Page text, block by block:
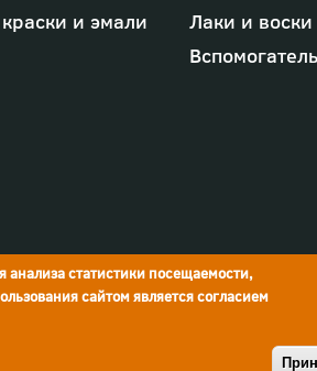
и эмали
Лаки и воски
статистики посещаемости,
сайтом является согласием